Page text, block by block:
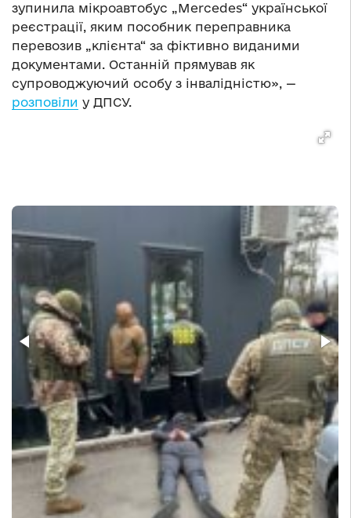
зупинила мікроавтобус „Mercedes“ української
реєстрації, яким пособник переправника
перевозив „клієнта“ за фіктивно виданими
документами. Останній прямував як
супроводжуючий особу з інвалідністю», —
розповіли у ДПСУ.